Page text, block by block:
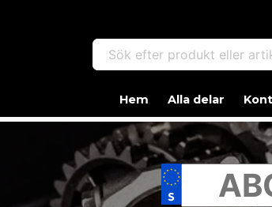
Sök efter produkt eller
Hem Alla delar